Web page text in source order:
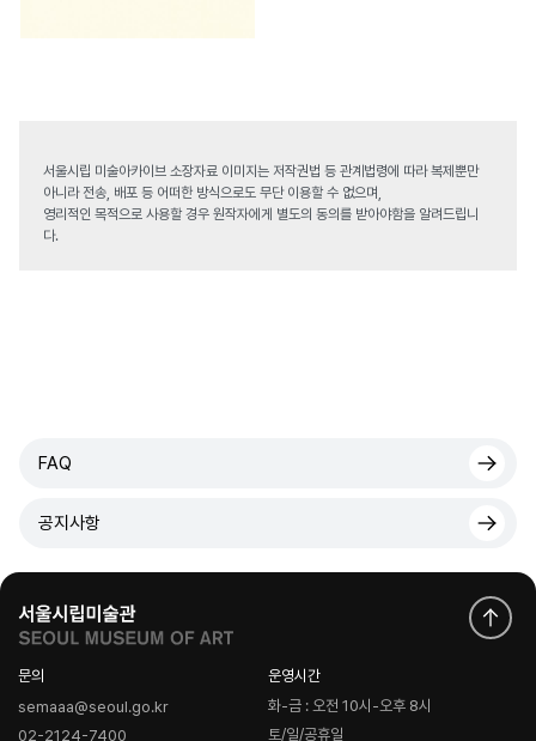
서울시립 미술아카이브 소장자료 이미지는 저작권법 등 관계법령에 따라 복제뿐만
아니라 전송, 배포 등 어떠한 방식으로도 무단 이용할 수 없으며,
영리적인 목적으로 사용할 경우 원작자에게 별도의 동의를 받아야함을 알려드립니
다.
FAQ
공지사항
문의
semaaa@seoul.go.kr
02-2124-7400
운영시간
화-금 : 오전 10시-오후 8시
토/일/공휴일